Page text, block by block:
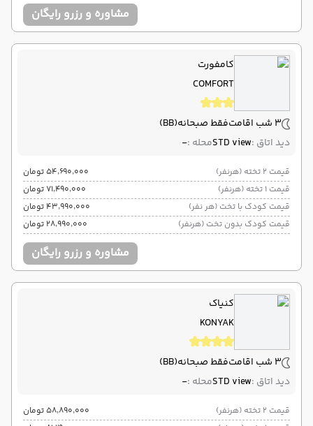
مشاوره و رزرو رایگان
کامفورت
COMFORT
3 شب اقامت فقط صبحانه(BB)
دید اتاق :STD viewمحله :-
قیمت 2 تخته (هرنفر)
۵۴٬۶۹۰٬۰۰۰ تومان
قیمت 1 تخته (هرنفر)
۷۱٬۴۹۰٬۰۰۰ تومان
قیمت کودک با تخت (هر نفر)
۴۳٬۹۹۰٬۰۰۰ تومان
قیمت کودک بدون تخت (هرنفر)
۲۸٬۹۹۰٬۰۰۰ تومان
مشاوره و رزرو رایگان
کنیاک
KONYAK
3 شب اقامت فقط صبحانه(BB)
دید اتاق :STD viewمحله :-
قیمت 2 تخته (هرنفر)
۵۸٬۸۹۰٬۰۰۰ تومان